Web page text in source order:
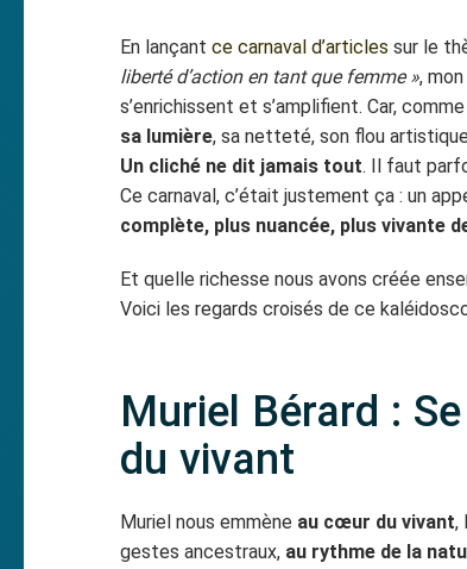
En lançantce carnaval d’articles sur le
liberté d’action en tant que femme »,
s’enrichissent et s’amplifient. Car,
sa lumière, sa netteté, son flou
Un cliché ne dit jamais tout. Il faut
Ce carnaval, c’était justement ça : un
complète, plus nuancée, plus vivante
Et quelle richesse nous avons créée
Voici les regards croisés de ce
Muriel Bérard :
du vivant
Muriel nous emmène au cœur du vivant,
gestes ancestraux, au rythme de la